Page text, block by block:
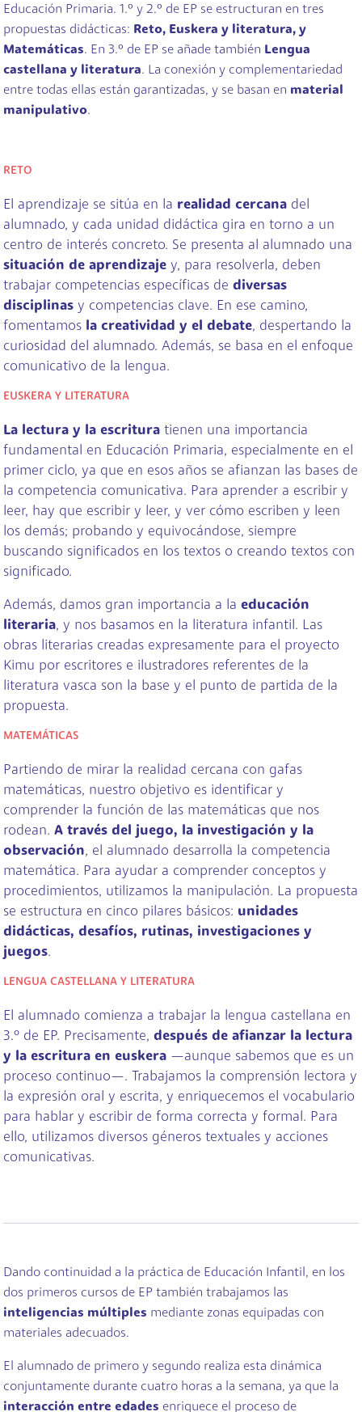
Educación Primaria. 1.º y 2.º de EP se estructuran en tres
propuestas didácticas: Reto, Euskera y literatura, y
Matemáticas. En 3.º de EP se añade también Lengua
castellana y literatura. La conexión y complementariedad
entre todas ellas están garantizadas, y se basan en material
manipulativo.
RETO
El aprendizaje se sitúa en la realidad cercana del
alumnado, y cada unidad didáctica gira en torno a un
centro de interés concreto. Se presenta al alumnado una
situación de aprendizaje y, para resolverla, deben
trabajar competencias específicas de diversas
disciplinas y competencias clave. En ese camino,
fomentamos la creatividad y el debate, despertando la
curiosidad del alumnado. Además, se basa en el enfoque
comunicativo de la lengua.
EUSKERA Y LITERATURA
La lectura y la escritura tienen una importancia
fundamental en Educación Primaria, especialmente en el
primer ciclo, ya que en esos años se afianzan las bases de
la competencia comunicativa. Para aprender a escribir y
leer, hay que escribir y leer, y ver cómo escriben y leen
los demás; probando y equivocándose, siempre
buscando significados en los textos o creando textos con
significado.
Además, damos gran importancia a la educación
literaria, y nos basamos en la literatura infantil. Las
obras literarias creadas expresamente para el proyecto
Kimu por escritores e ilustradores referentes de la
literatura vasca son la base y el punto de partida de la
propuesta.
MATEMÁTICAS
Partiendo de mirar la realidad cercana con gafas
matemáticas, nuestro objetivo es identificar y
comprender la función de las matemáticas que nos
rodean. A través del juego, la investigación y la
observación, el alumnado desarrolla la competencia
matemática. Para ayudar a comprender conceptos y
procedimientos, utilizamos la manipulación. La propuesta
se estructura en cinco pilares básicos: unidades
didácticas, desafíos, rutinas, investigaciones y
juegos.
LENGUA CASTELLANA Y LITERATURA
El alumnado comienza a trabajar la lengua castellana en
3.º de EP. Precisamente, después de afianzar la lectura
y la escritura en euskera —aunque sabemos que es un
proceso continuo—. Trabajamos la comprensión lectora y
la expresión oral y escrita, y enriquecemos el vocabulario
para hablar y escribir de forma correcta y formal. Para
ello, utilizamos diversos géneros textuales y acciones
comunicativas.
Dando continuidad a la práctica de Educación Infantil, en los
dos primeros cursos de EP también trabajamos las
inteligencias múltiples mediante zonas equipadas con
materiales adecuados.
El alumnado de primero y segundo realiza esta dinámica
conjuntamente durante cuatro horas a la semana, ya que la
interacción entre edades enriquece el proceso de